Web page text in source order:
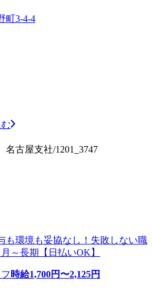
町3-4-4
古屋支社/1201_3747
も環境も妥協なし！失敗しない職
～長期【日払いOK】
時給1,700円〜2,125円